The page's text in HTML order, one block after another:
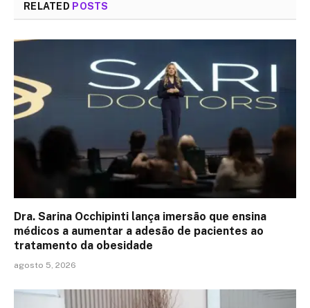
RELATED POSTS
Dra. Sarina Occhipinti lança imersão que ensina
médicos a aumentar a adesão de pacientes ao
tratamento da obesidade
agosto 5, 2026